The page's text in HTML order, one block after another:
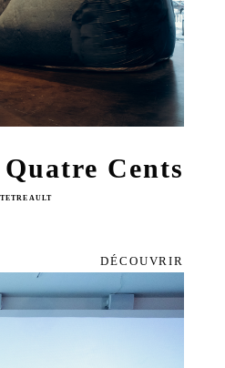
Quatre Cents
DÉCOUVRIR